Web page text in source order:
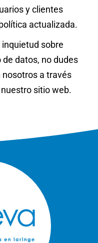
y clientes
actualizada.
sobre
datos, no dudes
a través
sitio web.